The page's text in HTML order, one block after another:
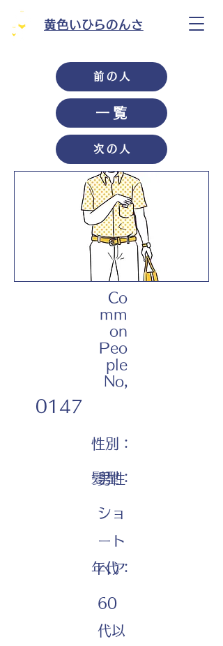
黄色いひらのんさ
前の人
一覧
次の人
Co
mm
on
Peo
ple
No,
0147
性別：
男性
髪型：
ショ
ート
ヘア
年代：
60
代以